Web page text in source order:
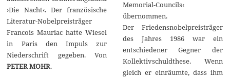
›Die Nacht‹. Der französische
Literatur-Nobelpreisträger
Francois Mauriac hatte Wiesel
in Paris den Impuls zur
Niederschrift gegeben. Von
PETER MOHR.
Memorial-Councils‹
übernommen.
Der Friedensnobelpreisträger
des Jahres 1986 war ein
entschiedener Gegner der
Kollektivschuldthese. Wenn
gleich er einräumte, dass ihm